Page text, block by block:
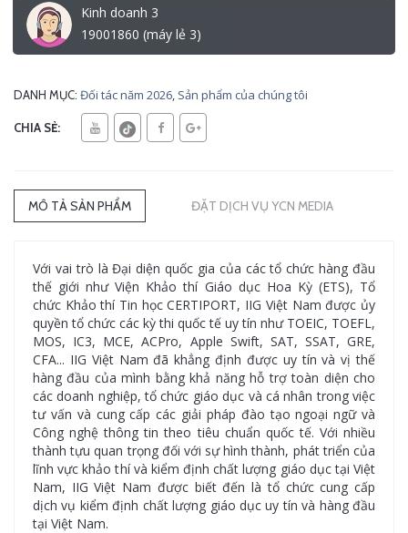
Kinh doanh 3
19001860 (máy lẻ 3)
DANH MỤC: Đối tác năm 2026, Sản phẩm của chúng tôi
CHIA SẺ:
MÔ TẢ SẢN PHẨM ĐẶT DỊCH VỤ YCN MEDIA
Với vai trò là Đại diện quốc gia của các tổ chức hàng đầu
thế giới như Viện Khảo thí Giáo dục Hoa Kỳ (ETS), Tổ
chức Khảo thí Tin học CERTIPORT, IIG Việt Nam được ủy
quyền tổ chức các kỳ thi quốc tế uy tín như TOEIC, TOEFL,
MOS, IC3, MCE, ACPro, Apple Swift, SAT, SSAT, GRE,
CFA... IIG Việt Nam đã khẳng định được uy tín và vị thế
hàng đầu của mình bằng khả năng hỗ trợ toàn diện cho
các doanh nghiệp, tổ chức giáo dục và cá nhân trong việc
tư vấn và cung cấp các giải pháp đào tạo ngoại ngữ và
Công nghệ thông tin theo tiêu chuẩn quốc tế. Với nhiều
thành tựu quan trọng đối với sự hình thành, phát triển của
lĩnh vực khảo thí và kiểm định chất lượng giáo dục tại Việt
Nam, IIG Việt Nam được biết đến là tổ chức cung cấp
dịch vụ kiểm định chất lượng giáo dục uy tín và hàng đầu
tại Việt Nam.